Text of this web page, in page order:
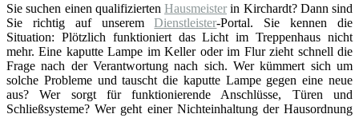
Sie suchen einen qualifizierten Hausmeister in Kirchardt? Dann sind
Sie richtig auf unseremDienstleister-Portal. Sie kennen die
Situation: Plötzlich funktioniert das Licht im Treppenhaus nicht
mehr. Eine kaputte Lampe im Keller oder im Flur zieht schnell die
Frage nach der Verantwortung nach sich. Wer kümmert sich um
solche Probleme und tauscht die kaputte Lampe gegen eine neue
aus? Wer sorgt für funktionierende Anschlüsse, Türen und
Schließsysteme? Wer geht einer Nichteinhaltung der Hausordnung